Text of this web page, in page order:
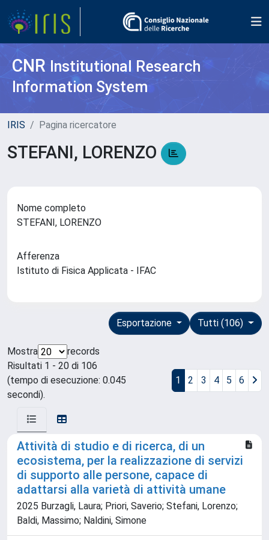
CNR Institutional Research
Information System
IRIS Pagina ricercatore
STEFANI, LORENZO
Nome completo
STEFANI, LORENZO
Afferenza
Istituto di Fisica Applicata - IFAC
Tutti (106)
Esportazione
Mostra
records
Risultati 1 - 20 di 106
(tempo di esecuzione: 0.045
secondi).
1 2 3 4 5 6
Attività di studio e di ricerca, di un
ecosistema, per la realizzazione di servizi
di supporto alle persone, capace di
adattarsi alla varietà di attività umane
2025 Burzagli, Laura; Priori, Saverio; Stefani, Lorenzo;
Baldi, Massimo; Naldini, Simone